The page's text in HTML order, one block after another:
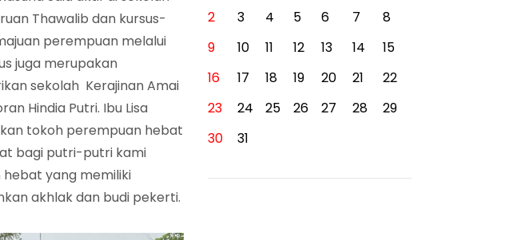
Thawalib dan kursus-
perempuan melalui
juga merupakan
sekolah Kerajinan Amai
Hindia Putri. Ibu Lisa
tokoh perempuan hebat
bagi putri-putri kami
yang memiliki
akhlak dan budi pekerti.
2
3 4 5 6 7
8
9
10 11 12 13 14
15
16
17 18 19 20 21
22
23
24 25 26 27 28
29
30
31